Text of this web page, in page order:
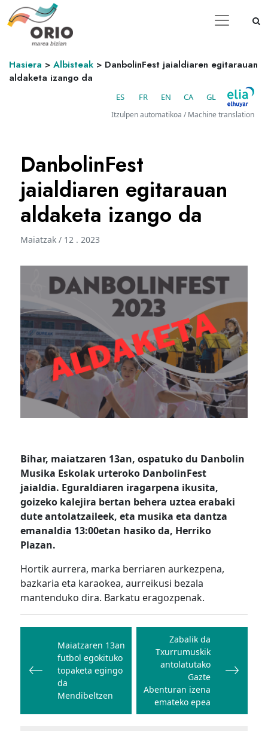
Hasiera > Albisteak > DanbolinFest jaialdiaren egitarauan
aldaketa izango da
ES FR EN CA GL
Itzulpen automatikoa / Machine translation
DanbolinFest
jaialdiaren egitarauan
aldaketa izango da
Maiatzak / 12 . 2023
Bihar, maiatzaren 13an, ospatuko du Danbolin
Musika Eskolak urteroko DanbolinFest
jaialdia. Eguraldiaren iragarpena ikusita,
goizeko kalejira bertan behera uztea erabaki
dute antolatzaileek, eta musika eta dantza
emanaldia 13:00etan hasiko da, Herriko
Plazan.
Hortik aurrera, marka berriaren aurkezpena,
bazkaria eta karaokea, aurreikusi bezala
mantenduko dira. Barkatu eragozpenak.
Bidalketetan
zehar
nabigatu
Maiatzaren 13an
futbol egokituko
topaketa egingo
da
Mendibeltzen
Zabalik da
Txurrumuskik
antolatutako
Gazte
Abenturan izena
emateko epea